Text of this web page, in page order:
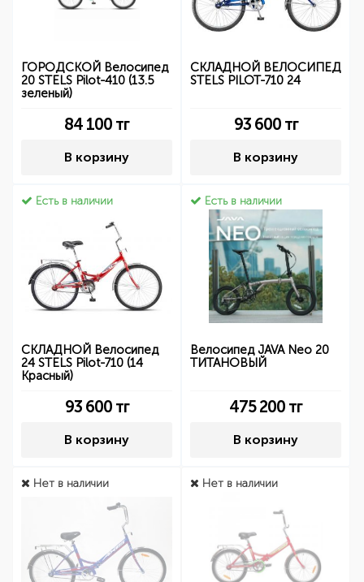
ГОРОДСКОЙ Велосипед
20 STELS Pilot-410 (13.5
зеленый)
84 100 тг
В корзину
СКЛАДНОЙ ВЕЛОСИПЕД
STELS PILOT-710 24
93 600тг
В корзину
Есть в наличии
СКЛАДНОЙ Велосипед
24 STELS Pilot-710 (14
Красный)
93 600тг
В корзину
Есть в наличии
Велосипед JAVA Neo 20
ТИТАНОВЫЙ
475 200 тг
В корзину
Нет в наличии Нет в наличии